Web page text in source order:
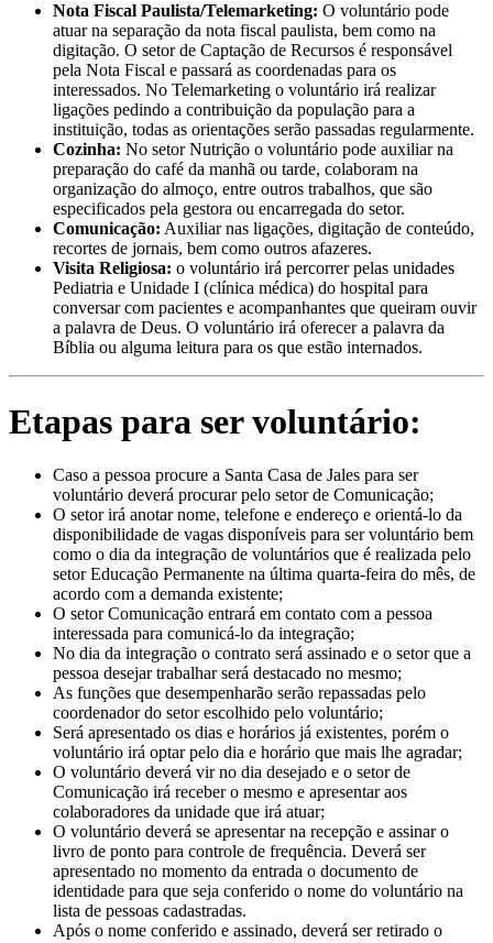
Nota Fiscal Paulista/Telemarketing: O voluntário pode
atuar na separação da nota fiscal paulista, bem como na
digitação. O setor de Captação de Recursos é responsável
pela Nota Fiscal e passará as coordenadas para os
interessados. No Telemarketing o voluntário irá realizar
ligações pedindo a contribuição da população para a
instituição, todas as orientações serão passadas regularmente.
Cozinha: No setor Nutrição o voluntário pode auxiliar na
preparação do café da manhã ou tarde, colaboram na
organização do almoço, entre outros trabalhos, que são
especificados pela gestora ou encarregada do setor.
Comunicação: Auxiliar nas ligações, digitação de conteúdo,
recortes de jornais, bem como outros afazeres.
Visita Religiosa: o voluntário irá percorrer pelas unidades
Pediatria e Unidade I (clínica médica) do hospital para
conversar com pacientes e acompanhantes que queiram ouvir
a palavra de Deus. O voluntário irá oferecer a palavra da
Bíblia ou alguma leitura para os que estão internados.
Etapas para ser voluntário:
Caso a pessoa procure a Santa Casa de Jales para ser
voluntário deverá procurar pelo setor de Comunicação;
O setor irá anotar nome, telefone e endereço e orientá-lo da
disponibilidade de vagas disponíveis para ser voluntário bem
como o dia da integração de voluntários que é realizada pelo
setor Educação Permanente na última quarta-feira do mês, de
acordo com a demanda existente;
O setor Comunicação entrará em contato com a pessoa
interessada para comunicá-lo da integração;
No dia da integração o contrato será assinado e o setor que a
pessoa desejar trabalhar será destacado no mesmo;
As funções que desempenharão serão repassadas pelo
coordenador do setor escolhido pelo voluntário;
Será apresentado os dias e horários já existentes, porém o
voluntário irá optar pelo dia e horário que mais lhe agradar;
O voluntário deverá vir no dia desejado e o setor de
Comunicação irá receber o mesmo e apresentar aos
colaboradores da unidade que irá atuar;
O voluntário deverá se apresentar na recepção e assinar o
livro de ponto para controle de frequência. Deverá ser
apresentado no momento da entrada o documento de
identidade para que seja conferido o nome do voluntário na
lista de pessoas cadastradas.
Após o nome conferido e assinado, deverá ser retirado o